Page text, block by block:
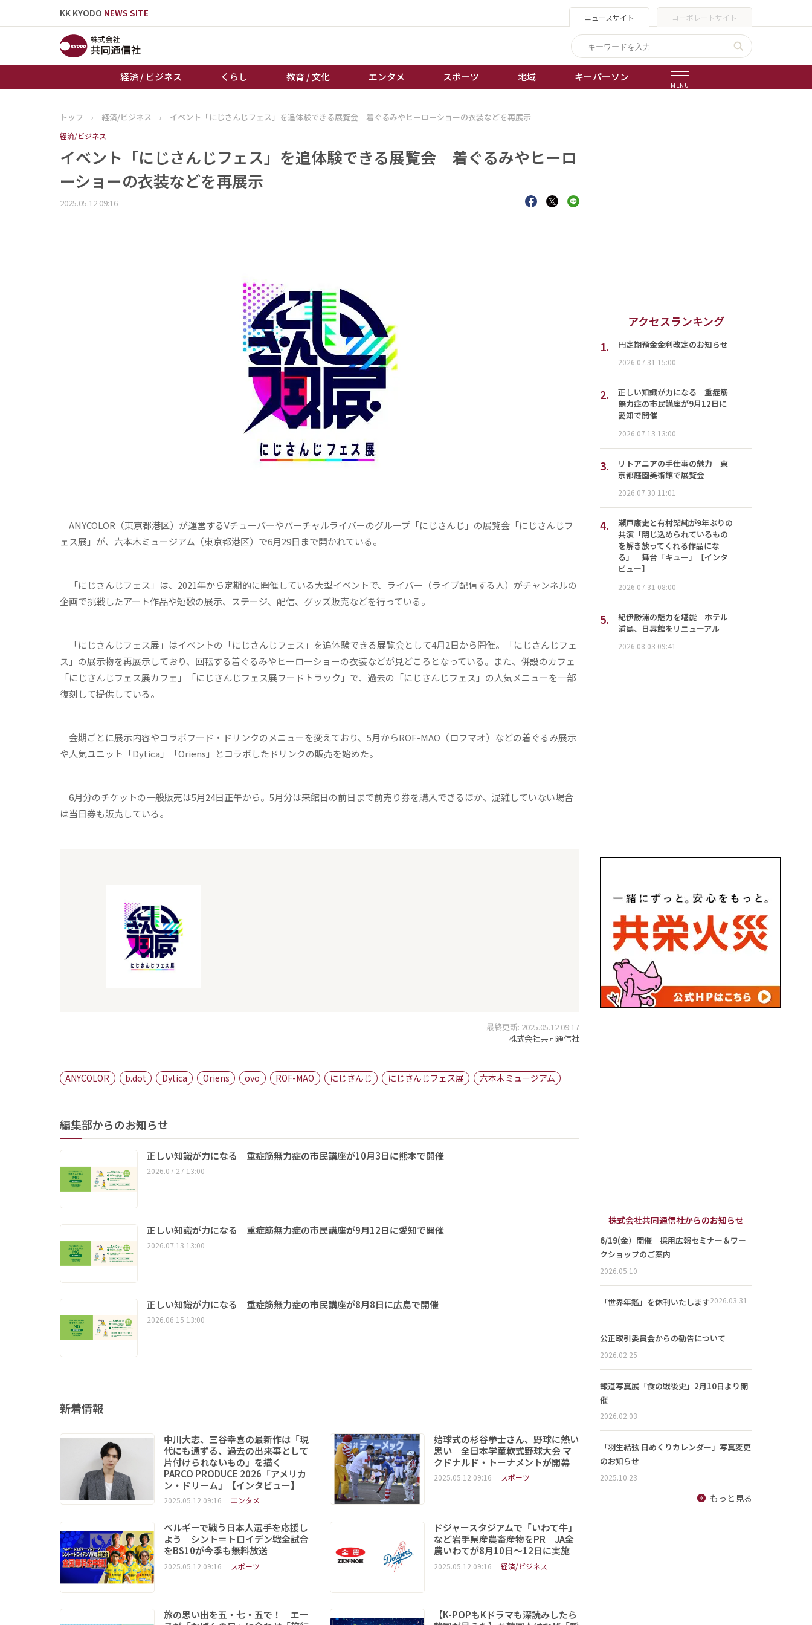
KK KYODO NEWS SITE ニュースサイト コーポレートサイト
経済 / ビジネス くらし 教育 / 文化 エンタメ スポーツ 地域 キーパーソン
MENU
トップページ
経済 / ビジネス
教育 / 文化
誰もが輝いて働く社会へ
オートレース
トップ › 経済/ビジネス › イベント「にじさんじフェス」を追体験できる展覧会 着ぐるみやヒーローショーの衣装などを再展示
経済/ビジネス
イベント「にじさんじフェス」を追体験できる展覧会 着ぐるみやヒーロ
ーショーの衣装などを再展示
2025.05.12 09:16
ANYCOLOR（東京都港区）が運営するVチューバ―やバーチャルライバーのグループ「にじさんじ」の展覧会「にじさんじフ
ェス展」が、六本木ミュージアム（東京都港区）で6月29日まで開かれている。
「にじさんじフェス」は、2021年から定期的に開催している大型イベントで、ライバー（ライブ配信する人）がチャンネルの
企画で挑戦したアート作品や短歌の展示、ステージ、配信、グッズ販売などを行っている。
「にじさんじフェス展」はイベントの「にじさんじフェス」を追体験できる展覧会として4月2日から開催。「にじさんじフェ
ス」の展示物を再展示しており、回転する着ぐるみやヒーローショーの衣装などが見どころとなっている。また、併設のカフェ
「にじさんじフェス展カフェ」「にじさんじフェス展フードトラック」で、過去の「にじさんじフェス」の人気メニューを一部
復刻して提供している。
会期ごとに展示内容やコラボフード・ドリンクのメニューを変えており、5月からROF-MAO（ロフマオ）などの着ぐるみ展示
や人気ユニット「Dytica」「Oriens」とコラボしたドリンクの販売を始めた。
6月分のチケットの一般販売は5月24日正午から。5月分は来館日の前日まで前売り券を購入できるほか、混雑していない場合
は当日券も販売している。
最終更新: 2025.05.12 09:17
株式会社共同通信社
ANYCOLOR b.dot Dytica Oriens ovo ROF-MAO にじさんじ にじさんじフェス展 六本木ミュージアム
編集部からのお知らせ
正しい知識が力になる 重症筋無力症の市民講座が10月3日に熊本で開催
2026.07.27 13:00
正しい知識が力になる 重症筋無力症の市民講座が9月12日に愛知で開催
2026.07.13 13:00
正しい知識が力になる 重症筋無力症の市民講座が8月8日に広島で開催
2026.06.15 13:00
新着情報
中川大志、三谷幸喜の最新作は「現
代にも通ずる、過去の出来事として
片付けられないもの」を描く
PARCO PRODUCE 2026「アメリカ
ン・ドリーム」【インタビュー】
2025.05.12 09:16 エンタメ
始球式の杉谷拳士さん、野球に熱い
思い 全日本学童軟式野球大会 マ
クドナルド・トーナメントが開幕
2025.05.12 09:16 スポーツ
ベルギーで戦う日本人選手を応援し
よう シント＝トロイデン戦全試合
をBS10が今季も無料放送
2025.05.12 09:16 スポーツ
ドジャースタジアムで「いわて牛」
など岩手県産農畜産物をPR JA全
農いわてが8月10日～12日に実施
2025.05.12 09:16 経済/ビジネス
旅の思い出を五・七・五で！ エー
【K-POPもKドラマも深読みしたら
アクセスランキング
1.
円定期預金金利改定のお知らせ
2026.07.31 15:00
2.
正しい知識が力になる 重症筋
無力症の市民講座が9月12日に
愛知で開催
2026.07.13 13:00
3.
リトアニアの手仕事の魅力 東
京都庭園美術館で展覧会
2026.07.30 11:01
4.
瀬戸康史と有村架純が9年ぶりの
共演「閉じ込められているもの
を解き放ってくれる作品にな
る」 舞台「キュー」【インタ
ビュー】
2026.07.31 08:00
5.
紀伊勝浦の魅力を堪能 ホテル
浦島、日昇館をリニューアル
2026.08.03 09:41
株式会社共同通信社からのお知らせ
6/19(金）開催 採用広報セミナー＆ワー
クショップのご案内
2026.05.10
「世界年鑑」を休刊いたします2026.03.31
公正取引委員会からの勧告について
2026.02.25
報道写真展「食の戦後史」2月10日より開
催
2026.02.03
「羽生結弦 日めくりカレンダー」写真変更
のお知らせ
2025.10.23
もっと見る